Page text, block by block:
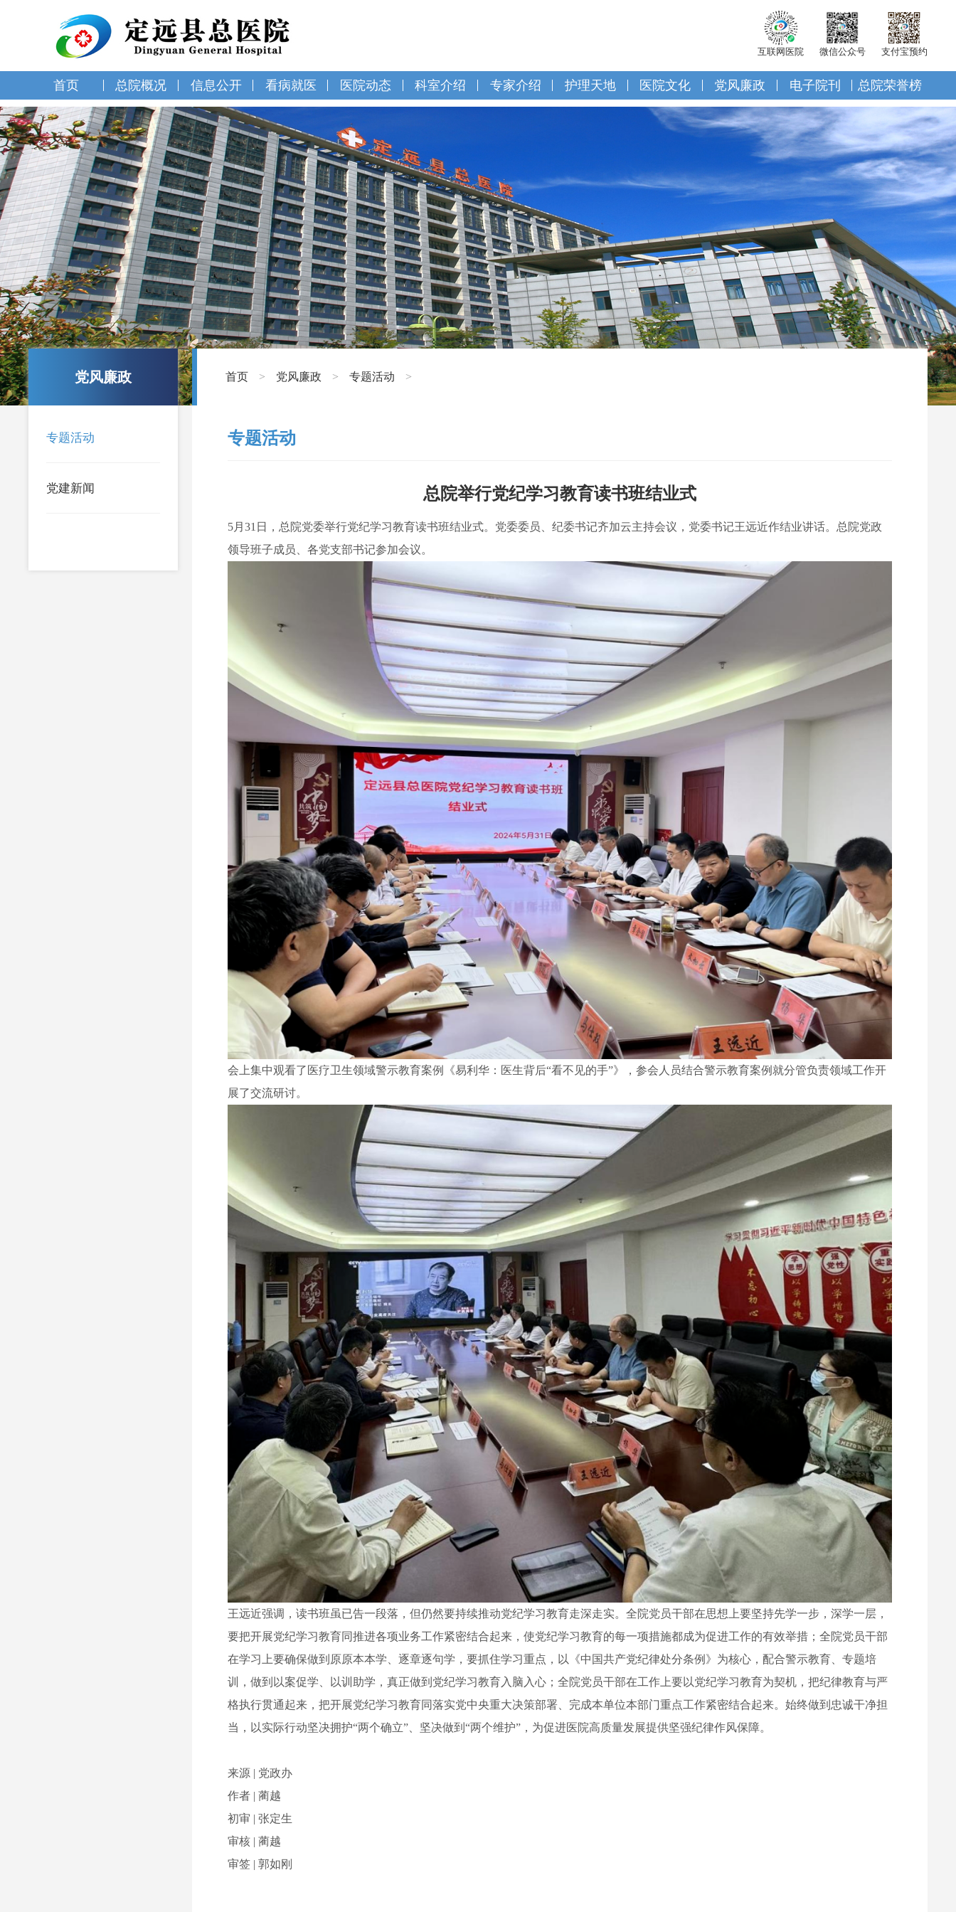
互联网医院 微信公众号 支付宝预约
首页 总院概况 信息公开 看病就医 医院动态 科室介绍 专家介绍 护理天地 医院文化 党风廉政 电子院刊 总院荣誉榜
党风廉政
专题活动
党建新闻
首页 > 党风廉政 > 专题活动 >
专题活动
总院举行党纪学习教育读书班结业式
5月31日，总院党委举行党纪学习教育读书班结业式。党委委员、纪委书记齐加云主持会议，党委书记王远近作结业讲话。总院党政
领导班子成员、各党支部书记参加会议。
会上集中观看了医疗卫生领域警示教育案例《易利华：医生背后“看不见的手”》，参会人员结合警示教育案例就分管负责领域工作开
展了交流研讨。
王远近强调，读书班虽已告一段落，但仍然要持续推动党纪学习教育走深走实。全院党员干部在思想上要坚持先学一步，深学一层，
要把开展党纪学习教育同推进各项业务工作紧密结合起来，使党纪学习教育的每一项措施都成为促进工作的有效举措；全院党员干部
在学习上要确保做到原原本本学、逐章逐句学，要抓住学习重点，以《中国共产党纪律处分条例》为核心，配合警示教育、专题培
训，做到以案促学、以训助学，真正做到党纪学习教育入脑入心；全院党员干部在工作上要以党纪学习教育为契机，把纪律教育与严
格执行贯通起来，把开展党纪学习教育同落实党中央重大决策部署、完成本单位本部门重点工作紧密结合起来。始终做到忠诚干净担
当，以实际行动坚决拥护“两个确立”、坚决做到“两个维护”，为促进医院高质量发展提供坚强纪律作风保障。
来源 | 党政办
作者 | 蔺越
初审 | 张定生
审核 | 蔺越
审签 | 郭如刚